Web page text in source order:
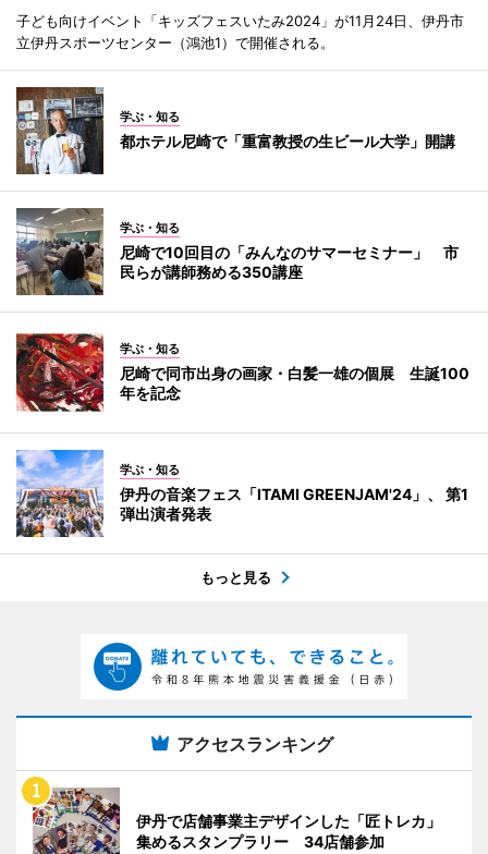
子ども向けイベント「キッズフェスいたみ2024」が11月24日、伊丹市
立伊丹スポーツセンター（鴻池1）で開催される。
学ぶ・知る
都ホテル尼崎で「重富教授の生ビール大学」開講
学ぶ・知る
尼崎で10回目の「みんなのサマーセミナー」 市
民らが講師務める350講座
学ぶ・知る
尼崎で同市出身の画家・白髪一雄の個展 生誕100
年を記念
学ぶ・知る
伊丹の音楽フェス「ITAMI GREENJAM'24」、 第1
弾出演者発表
もっと見る
アクセスランキング
伊丹で店舗事業主デザインした「匠トレカ」
集めるスタンプラリー 34店舗参加